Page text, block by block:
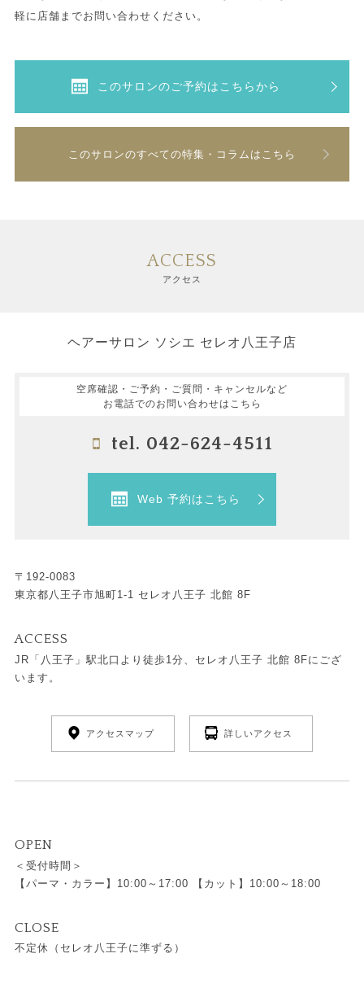
軽に店舗までお問い合わせください。
このサロンのご予約はこちらから
このサロンのすべての特集・コラムはこちら
ACCESS
アクセス
ヘアーサロン ソシエ セレオ八王子店
空席確認・ご予約・ご質問・キャンセルなど
お電話でのお問い合わせはこちら
tel. 042-624-4511
Web 予約はこちら
〒192-0083
東京都八王子市旭町1-1 セレオ八王子 北館 8F
ACCESS
JR「八王子」駅北口より徒歩1分、セレオ八王子 北館 8Fにござ
います。
アクセスマップ 詳しいアクセス
OPEN
＜受付時間＞
【パーマ・カラー】10:00～17:00 【カット】10:00～18:00
CLOSE
不定休（セレオ八王子に準ずる）